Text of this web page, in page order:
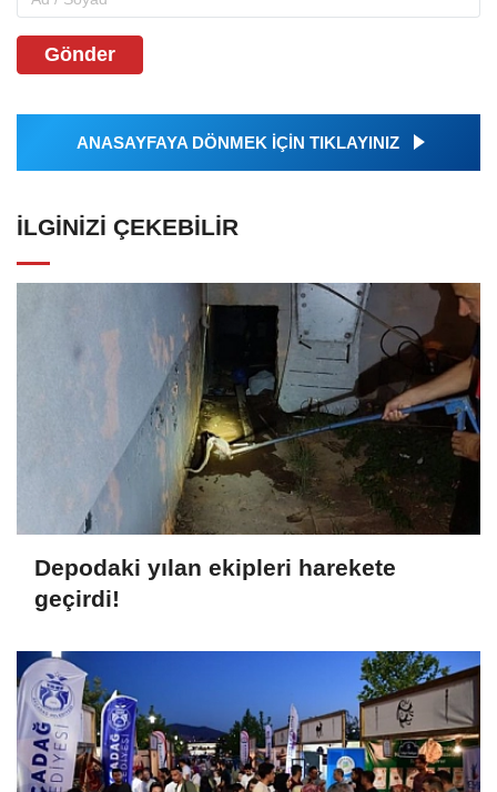
Gönder
ANASAYFAYA DÖNMEK İÇİN TIKLAYINIZ
İLGINIZI ÇEKEBILIR
Depodaki yılan ekipleri harekete
geçirdi!